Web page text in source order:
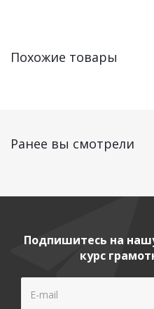
Похожие товары
Ранее вы смотрели
Подпишитесь на
курс